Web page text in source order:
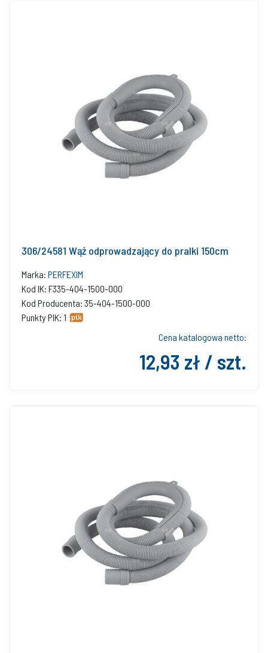
306/24581 Wąż odprowadzający do pralki 150cm
Marka: PERFEXIM
Kod IK: F335-404-1500-000
Kod Producenta: 35-404-1500-000
Punkty PIK: 1
Cena katalogowa netto:
12,93 zł / szt.